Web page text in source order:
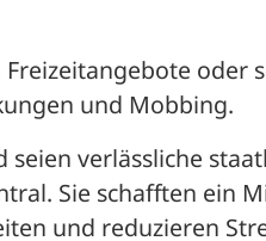
Freizeitangebote oder
und Mobbing.
verlässliche
Sie schafften ein
und reduzieren